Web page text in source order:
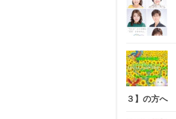
３】の方へ